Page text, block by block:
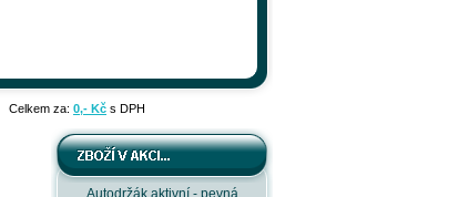
Celkem za: 0,- Kč s DPH
Autodržák aktivní - pevná